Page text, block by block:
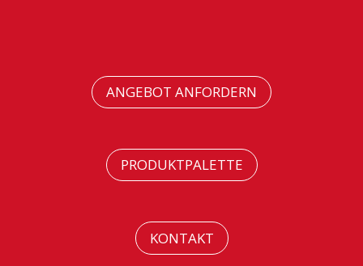
ANGEBOT ANFORDERN
PRODUKTPALETTE
KONTAKT